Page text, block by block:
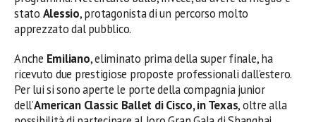
stato Alessio, protagonista di un percorso molto
apprezzato dal pubblico.
Anche Emiliano, eliminato prima della super finale, ha
ricevuto due prestigiose proposte professionali dall’estero.
Per lui si sono aperte le porte della compagnia junior
dell’American Classic Ballet di Cisco, in Texas, oltre alla